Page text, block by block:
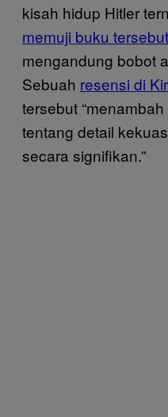
kisah hidup Hitler
memuji buku tersebut
mengandung bobot
Sebuah resensi di
tersebut
tentang detail
secara signifikan.”